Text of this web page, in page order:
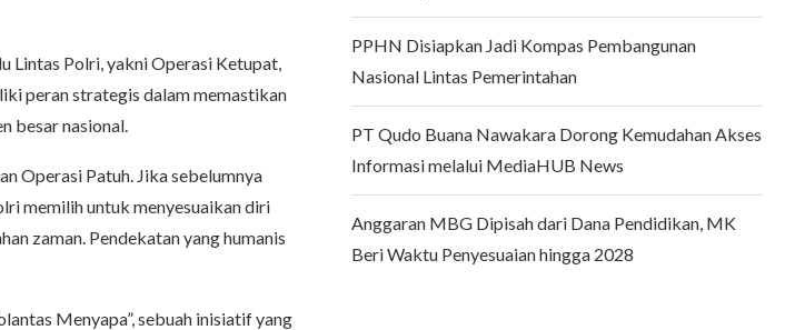
Lintas Polri, yakni Operasi Ketupat,
peran strategis dalam memastikan
besar nasional.
Operasi Patuh. Jika sebelumnya
memilih untuk menyesuaikan diri
zaman. Pendekatan yang humanis
Menyapa”, sebuah inisiatif yang
PPHN Disiapkan Jadi Kompas Pembangunan
Nasional Lintas Pemerintahan
PT Qudo Buana Nawakara Dorong Kemudahan Akses
Informasi melalui MediaHUB News
Anggaran MBG Dipisah dari Dana Pendidikan, MK
Beri Waktu Penyesuaian hingga 2028